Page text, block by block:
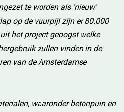
te worden als ‘nieuw’
op de vuurpijl zijn er 80.000
het project geoogst welke
zullen vinden in de
van de Amsterdamse
waaronder betonpuin en